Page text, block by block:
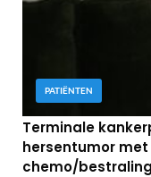
PATIËNTEN
Terminale
hersentumor
chemo/